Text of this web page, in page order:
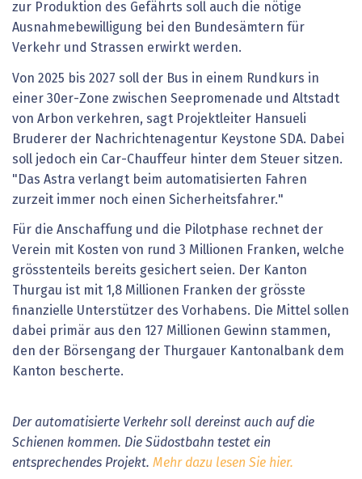
zur Produktion des Gefährts soll auch die nötige
Ausnahmebewilligung bei den Bundesämtern für
Verkehr und Strassen erwirkt werden.
Von 2025 bis 2027 soll der Bus in einem Rundkurs in
einer 30er-Zone zwischen Seepromenade und Altstadt
von Arbon verkehren, sagt Projektleiter Hansueli
Bruderer der Nachrichtenagentur Keystone SDA. Dabei
soll jedoch ein Car-Chauffeur hinter dem Steuer sitzen.
"Das Astra verlangt beim automatisierten Fahren
zurzeit immer noch einen Sicherheitsfahrer."
Für die Anschaffung und die Pilotphase rechnet der
Verein mit Kosten von rund 3 Millionen Franken, welche
grösstenteils bereits gesichert seien. Der Kanton
Thurgau ist mit 1,8 Millionen Franken der grösste
finanzielle Unterstützer des Vorhabens. Die Mittel sollen
dabei primär aus den 127 Millionen Gewinn stammen,
den der Börsengang der Thurgauer Kantonalbank dem
Kanton bescherte.
Der automatisierte Verkehr soll dereinst auch auf die
Schienen kommen. Die Südostbahn testet ein
entsprechendes Projekt. Mehr dazu lesen Sie hier.